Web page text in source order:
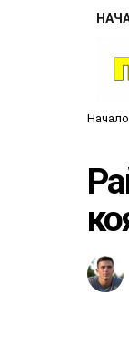
Ти си тук:
Начало